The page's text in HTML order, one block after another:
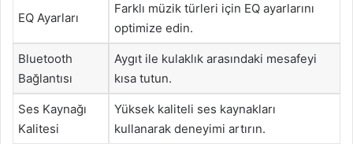
EQ Ayarları
Farklı müzik türleri için EQ ayarlarını
optimize edin.
Bluetooth
Bağlantısı
Aygıt ile kulaklık arasındaki mesafeyi
kısa tutun.
Ses Kaynağı
Kalitesi
Yüksek kaliteli ses kaynakları
kullanarak deneyimi artırın.